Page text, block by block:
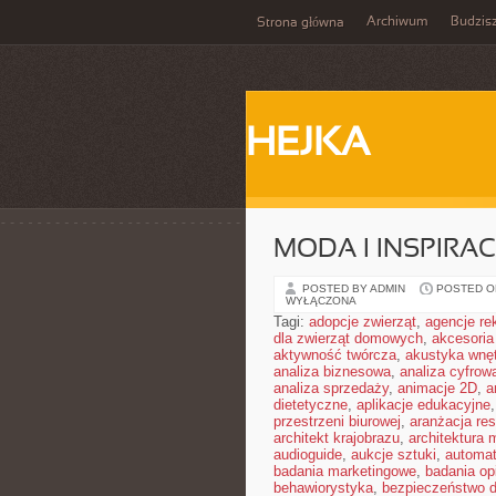
Strona główna Archiwum
HEJKA
MODA I
POSTED BY ADMIN POSTED
WYŁĄCZONA
Tagi: adopcje zwierząt, agencje
dla zwierząt domowych,
aktywność twórcza, akustyka
analiza biznesowa, analiza
analiza sprzedaży, animacje 2D,
dietetyczne, aplikacje edukacyjne,
przestrzeni biurowej, aranżacja
architekt krajobrazu, architektura
audioguide, aukcje sztuki,
badania marketingowe, badania
behawiorystyka, bezpieczeństwo